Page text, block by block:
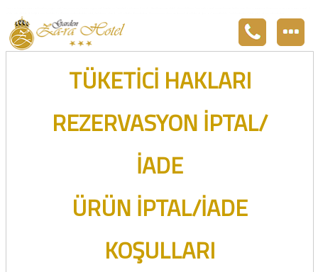
TÜKETİCİ HAKLARI
REZERVASYON İPTAL/
İADE
ÜRÜN İPTAL/İADE
KOŞULLARI